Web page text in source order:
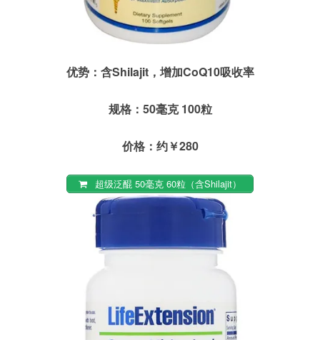
优势：含Shilajit，增加CoQ10吸收率
规格：50毫克 100粒
价格：约￥280
超级泛醌 50毫克 60粒（含Shilajit）